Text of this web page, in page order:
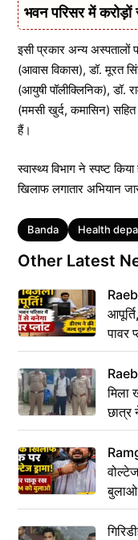
भवन परिसर में करोड़ों
इसी प्रकार अन्य अस्पतालों
(आवास विकास), डॉ. मूरत
(आयुषी पॉलीक्लिनिक), डॉ.
(ममसी खुर्द, कमासिन)
हैं।
स्वास्थ्य विभाग ने स्पष्ट
खिलाफ लगातार अभियान
Tags
Banda Health
Other Latest
पावर
मिला
छात्र